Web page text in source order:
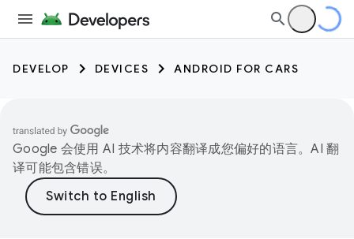
DEVELOP DEVICES ANDROID FOR CARS
Google 会使用 AI 技术将内容翻译成您偏好的语言。AI 翻
译可能包含错误。